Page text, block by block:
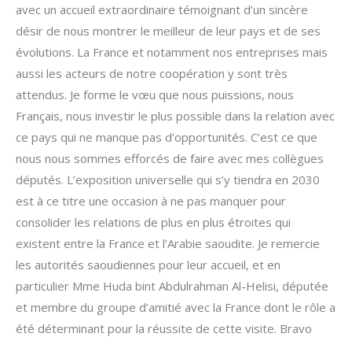
avec un accueil extraordinaire témoignant d’un sincère
désir de nous montrer le meilleur de leur pays et de ses
évolutions. La France et notamment nos entreprises mais
aussi les acteurs de notre coopération y sont très
attendus. Je forme le vœu que nous puissions, nous
Français, nous investir le plus possible dans la relation avec
ce pays qui ne manque pas d’opportunités. C’est ce que
nous nous sommes efforcés de faire avec mes collègues
députés. L’exposition universelle qui s’y tiendra en 2030
est à ce titre une occasion à ne pas manquer pour
consolider les relations de plus en plus étroites qui
existent entre la France et l’Arabie saoudite. Je remercie
les autorités saoudiennes pour leur accueil, et en
particulier Mme Huda bint Abdulrahman Al-Helisi, députée
et membre du groupe d’amitié avec la France dont le rôle a
été déterminant pour la réussite de cette visite. Bravo